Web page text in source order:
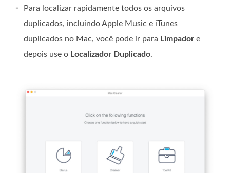
-
Para localizar rapidamente todos os arquivos
duplicados, incluindo Apple Music e iTunes
duplicados no Mac, você pode ir para Limpador e
depois use o Localizador Duplicado.